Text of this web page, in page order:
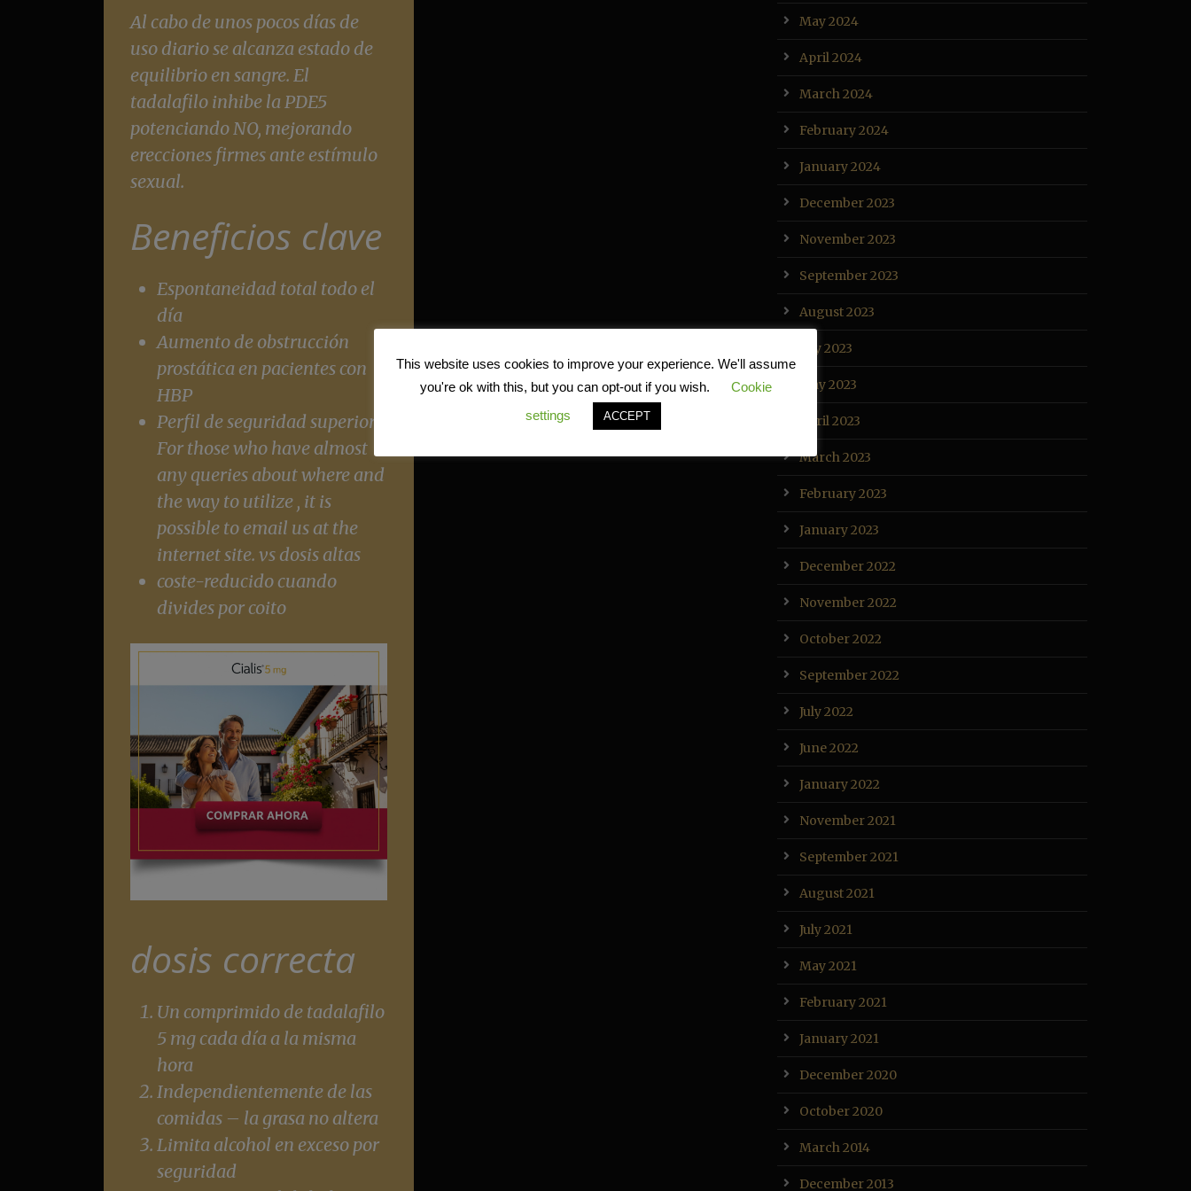
Al cabo de unos pocos días de
uso diario se alcanza estado de
equilibrio en sangre. El
tadalafilo inhibe la PDE5
potenciando NO, mejorando
erecciones firmes ante estímulo
sexual.
Beneficios clave
Espontaneidad total todo el
día
Aumento de obstrucción
prostática en pacientes con
HBP
Perfil de seguridad superior
For those who have almost
any queries about where and
the way to utilize , it is
possible to email us at the
internet site. vs dosis altas
coste-reducido cuando
divides por coito
dosis correcta
Un comprimido de tadalafilo
5 mg cada día a la misma
hora
Independientemente de las
comidas – la grasa no altera
Limita alcohol en exceso por
seguridad
May 2024
April 2024
March 2024
February 2024
January 2024
December 2023
November 2023
September 2023
August 2023
July 2023
May 2023
April 2023
March 2023
February 2023
January 2023
December 2022
November 2022
October 2022
September 2022
July 2022
June 2022
January 2022
November 2021
September 2021
August 2021
July 2021
May 2021
February 2021
January 2021
December 2020
October 2020
March 2014
December 2013
This website uses cookies to improve your experience. We'll assume
you're ok with this, but you can opt-out if you wish.
Cookie
settings
ACCEPT